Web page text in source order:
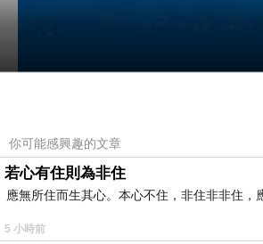
我已經交卷了，這篇和主角咖啡
/
第一就是我看到文字趴標題上
你可能感興趣的文章
若心有住則為非住
應無所住而生其心。本心不住，非住非非住
5 小時前